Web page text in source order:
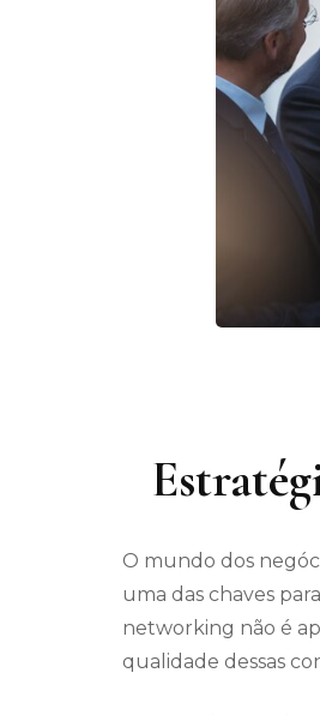
O mundo dos
uma das chaves
networking não é
qualidade dessas